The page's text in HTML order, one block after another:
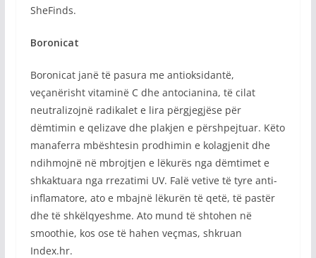
SheFinds.
Boronicat
Boronicat janë të pasura me antioksidantë,
veçanërisht vitaminë C dhe antocianina, të cilat
neutralizojnë radikalet e lira përgjegjëse për
dëmtimin e qelizave dhe plakjen e përshpejtuar. Këto
manaferra mbështesin prodhimin e kolagjenit dhe
ndihmojnë në mbrojtjen e lëkurës nga dëmtimet e
shkaktuara nga rrezatimi UV. Falë vetive të tyre anti-
inflamatore, ato e mbajnë lëkurën të qetë, të pastër
dhe të shkëlqyeshme. Ato mund të shtohen në
smoothie, kos ose të hahen veçmas, shkruan
Index.hr.